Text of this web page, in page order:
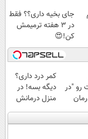
جای بخیه داری؟؟ فقط
در 3 هفته ترمیمش
کن!😍
رو "در
+
کمر درد داری؟
دیگه بسه! در
منزل درمانش
کن
(◀پرسش‌نامه)